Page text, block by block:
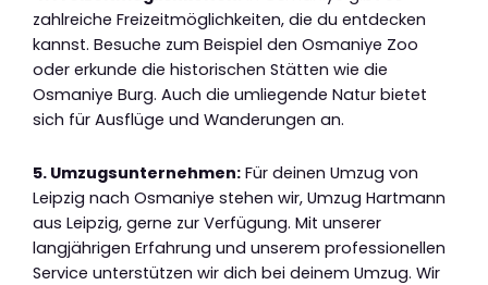
zahlreiche Freizeitmöglichkeiten, die du entdecken
kannst. Besuche zum Beispiel den Osmaniye Zoo
oder erkunde die historischen Stätten wie die
Osmaniye Burg. Auch die umliegende Natur bietet
sich für Ausflüge und Wanderungen an.
5. Umzugsunternehmen: Für deinen Umzug von
Leipzig nach Osmaniye stehen wir, Umzug Hartmann
aus Leipzig, gerne zur Verfügung. Mit unserer
langjährigen Erfahrung und unserem professionellen
Service unterstützen wir dich bei deinem Umzug. Wir